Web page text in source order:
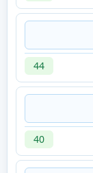
44
40